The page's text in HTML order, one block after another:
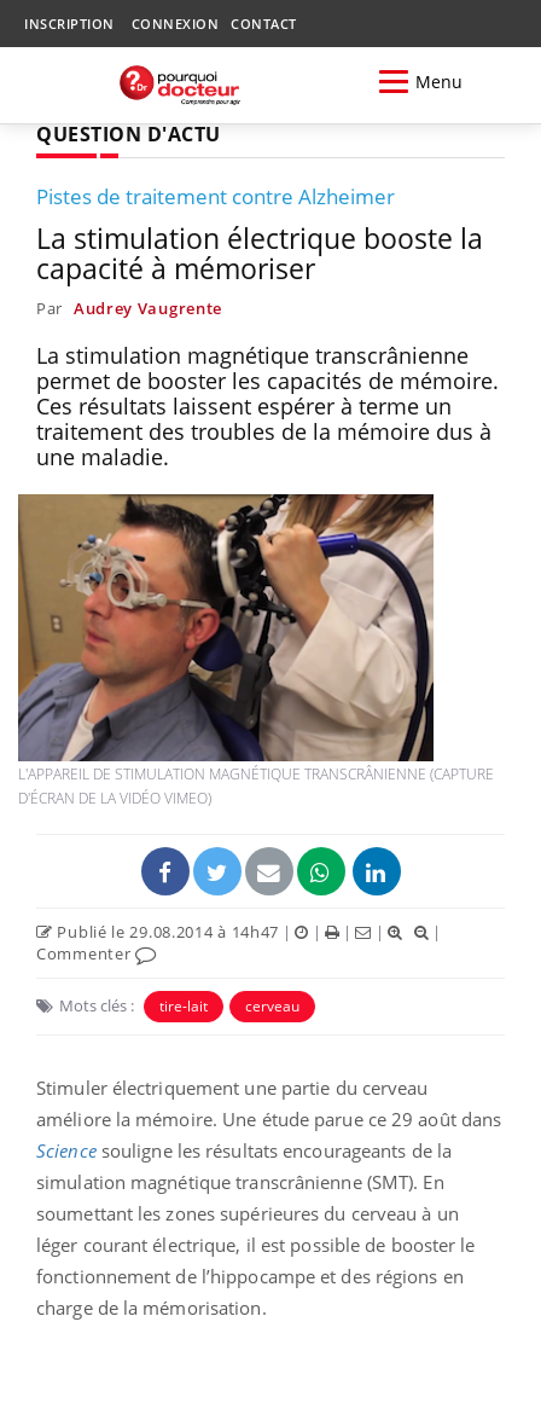
INSCRIPTION CONNEXION CONTACT
Menu
QUESTION D'ACTU
Pistes de traitement contre Alzheimer
La stimulation électrique booste la
capacité à mémoriser
Par Audrey Vaugrente
La stimulation magnétique transcrânienne
permet de booster les capacités de mémoire.
Ces résultats laissent espérer à terme un
traitement des troubles de la mémoire dus à
une maladie.
L'APPAREIL DE STIMULATION MAGNÉTIQUE TRANSCRÂNIENNE (CAPTURE
D'ÉCRAN DE LA VIDÉO VIMEO)
Publié le 29.08.2014 à 14h47 | | | |
|
Commenter
Mots clés : tire-lait cerveau
Stimuler électriquement une partie du cerveau
améliore la mémoire. Une étude parue ce 29 août dans
Sciencesouligne les résultats encourageants de la
simulation magnétique transcrânienne (SMT). En
soumettant les zones supérieures du cerveau à un
léger courant électrique, il est possible de booster le
fonctionnement de l’hippocampe et des régions en
charge de la mémorisation.